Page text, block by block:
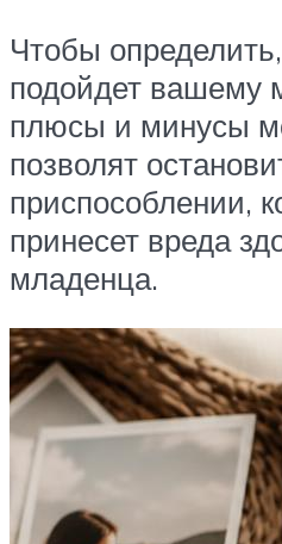
Чтобы
подойдет вашему
плюсы и минусы
позволят
приспособлении,
принесет вреда
младенца.